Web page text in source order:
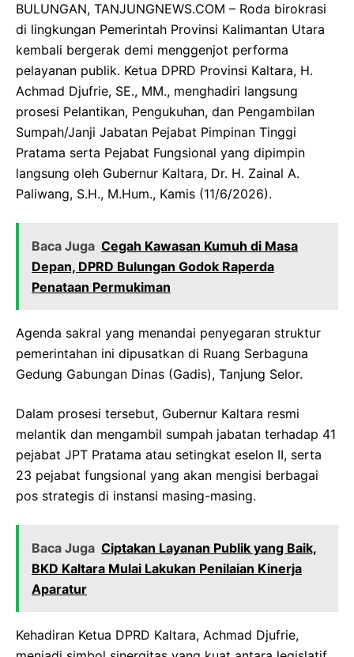
BULUNGAN, TANJUNGNEWS.COM – Roda birokrasi
di lingkungan Pemerintah Provinsi Kalimantan Utara
kembali bergerak demi menggenjot performa
pelayanan publik. Ketua DPRD Provinsi Kaltara, H.
Achmad Djufrie, SE., MM., menghadiri langsung
prosesi Pelantikan, Pengukuhan, dan Pengambilan
Sumpah/Janji Jabatan Pejabat Pimpinan Tinggi
Pratama serta Pejabat Fungsional yang dipimpin
langsung oleh Gubernur Kaltara, Dr. H. Zainal A.
Paliwang, S.H., M.Hum., Kamis (11/6/2026).
Baca Juga Cegah Kawasan Kumuh di Masa
Depan, DPRD Bulungan Godok Raperda
Penataan Permukiman
Agenda sakral yang menandai penyegaran struktur
pemerintahan ini dipusatkan di Ruang Serbaguna
Gedung Gabungan Dinas (Gadis), Tanjung Selor.
Dalam prosesi tersebut, Gubernur Kaltara resmi
melantik dan mengambil sumpah jabatan terhadap 41
pejabat JPT Pratama atau setingkat eselon II, serta
23 pejabat fungsional yang akan mengisi berbagai
pos strategis di instansi masing-masing.
Baca Juga Ciptakan Layanan Publik yang Baik,
BKD Kaltara Mulai Lakukan Penilaian Kinerja
Aparatur
Kehadiran Ketua DPRD Kaltara, Achmad Djufrie,